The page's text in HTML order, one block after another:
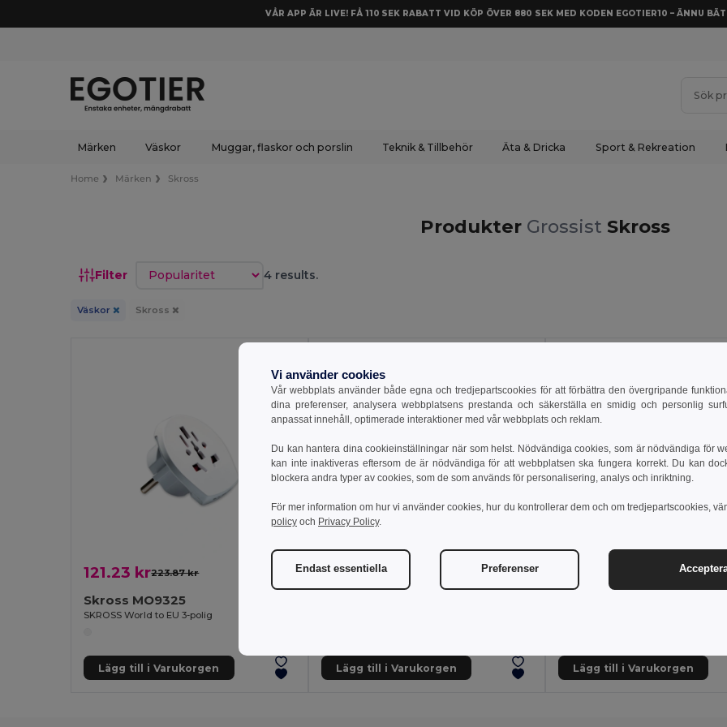
VÅR APP ÄR LIVE! FÅ 110 SEK RABATT VID KÖP ÖVER 880 SEK MED KODEN EGOTIER10 – ÄNNU
Märken Väskor Muggar, flaskor och porslin Teknik & Tillbehör Äta & Dricka Sport & Rekreation
Home Märken Skross
Produkter Grossist Skross
Filter Sortera efter 4 results.
Väskor Skross
121.23 kr223.87 kr
Skross MO9325
SKROSS World to EU 3-polig
Lägg till i Varukorgen
197.94 kr -54%
Lägg till i Varukorgen Lägg till i Varukorgen
Vi använder cookies
Vår webbplats använder både egna och tredjepartscookies för att förbättra den övergripande
dina preferenser, analysera webbplatsens prestanda och säkerställa en smidig och personlig
anpassat innehåll, optimerade interaktioner med vår webbplats och reklam.
Du kan hantera dina cookieinställningar när som helst. Nödvändiga cookies, som är nödvändiga för
kan inte inaktiveras eftersom de är nödvändiga för att webbplatsen ska fungera korrekt. Du kan
blockera andra typer av cookies, som de som används för personalisering, analys och inriktning.
För mer information om hur vi använder cookies, hur du kontrollerar dem och om tredjepartscookies,
policy och Privacy Policy.
Endast essentiella Preferenser